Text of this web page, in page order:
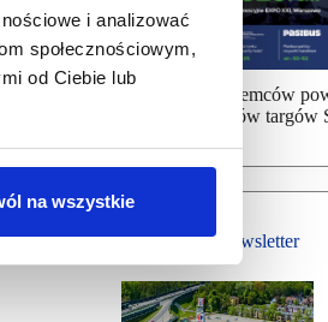
i analizować
społecznościowym,
od Ciebie lub
na wszystkie
Bezpłatna wysyłka dla najemców
handlowej, uczestników targów
Bezpłatny Newsletter